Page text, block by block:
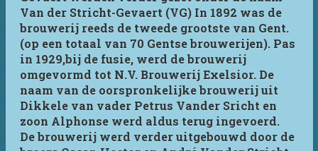
Van der Stricht-Gevaert (VG) In 1892 was de
brouwerij reeds de tweede grootste van Gent.
(op een totaal van 70 Gentse brouwerijen). Pas
in 1929,bij de fusie, werd de brouwerij
omgevormd tot N.V. Brouwerij Exelsior. De
naam van de oorspronkelijke brouwerij uit
Dikkele van vader Petrus Vander Sricht en
zoon Alphonse werd aldus terug ingevoerd.
De brouwerij werd verder uitgebouwd door de